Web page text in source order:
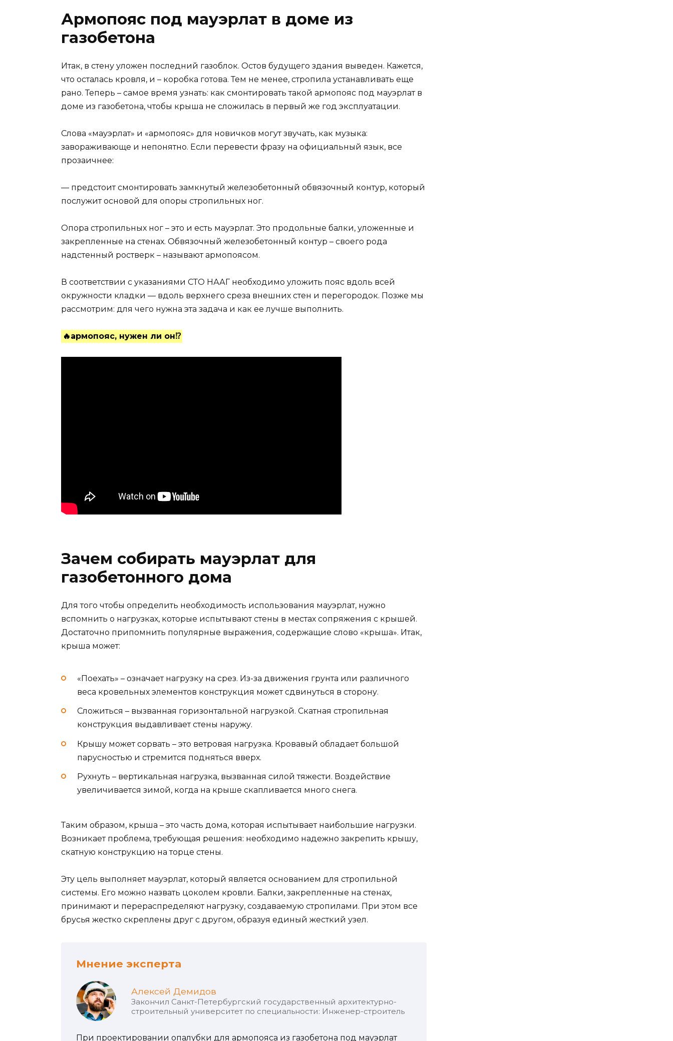
Армопояс под мауэрлат в доме из
газобетона
Итак, в стену уложен последний газоблок. Остов будущего здания выведен. Кажется,
что осталась кровля, и – коробка готова. Тем не менее, стропила устанавливать еще
рано. Теперь – самое время узнать: как смонтировать такой армопояс под мауэрлат в
доме из газобетона, чтобы крыша не сложилась в первый же год эксплуатации.
Слова «мауэрлат» и «армопояс» для новичков могут звучать, как музыка:
завораживающе и непонятно. Если перевести фразу на официальный язык, все
прозаичнее:
— предстоит смонтировать замкнутый железобетонный обвязочный контур, который
послужит основой для опоры стропильных ног.
Опора стропильных ног – это и есть мауэрлат. Это продольные балки, уложенные и
закрепленные на стенах. Обвязочный железобетонный контур – своего рода
надстенный ростверк – называют армопоясом.
В соответствии с указаниями СТО НААГ необходимо уложить пояс вдоль всей
окружности кладки — вдоль верхнего среза внешних стен и перегородок. Позже мы
рассмотрим: для чего нужна эта задача и как ее лучше выполнить.
🔥армопояс, нужен ли он⁉️
Зачем собирать мауэрлат для
газобетонного дома
Для того чтобы определить необходимость использования мауэрлат, нужно
вспомнить о нагрузках, которые испытывают стены в местах сопряжения с крышей.
Достаточно припомнить популярные выражения, содержащие слово «крыша». Итак,
крыша может:
«Поехать» – означает нагрузку на срез. Из-за движения грунта или различного
веса кровельных элементов конструкция может сдвинуться в сторону.
Сложиться – вызванная горизонтальной нагрузкой. Скатная стропильная
конструкция выдавливает стены наружу.
Крышу может сорвать – это ветровая нагрузка. Кровавый обладает большой
парусностью и стремится подняться вверх.
Рухнуть – вертикальная нагрузка, вызванная силой тяжести. Воздействие
увеличивается зимой, когда на крыше скапливается много снега.
Таким образом, крыша – это часть дома, которая испытывает наибольшие нагрузки.
Возникает проблема, требующая решения: необходимо надежно закрепить крышу,
скатную конструкцию на торце стены.
Эту цель выполняет мауэрлат, который является основанием для стропильной
системы. Его можно назвать цоколем кровли. Балки, закрепленные на стенах,
принимают и перераспределяют нагрузку, создаваемую стропилами. При этом все
брусья жестко скреплены друг с другом, образуя единый жесткий узел.
Мнение эксперта
Алексей Демидов
Закончил Санкт-Петербургский государственный архитектурно-
строительный университет по специальности: Инженер-строитель
При проектировании опалубки для армопояса из газобетона под мауэрлат